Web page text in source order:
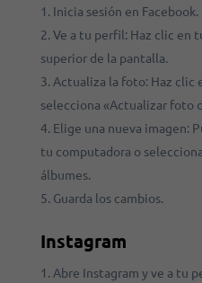
Inicia sesión en Facebook.
Ve a tu perfil: Haz clic en
superior de la pantalla.
Actualiza la foto: Haz
selecciona «Actualizar foto
Elige una nueva imagen:
tu computadora o
álbumes.
Guarda los cambios.
Instagram
Abre Instagram y ve a tu